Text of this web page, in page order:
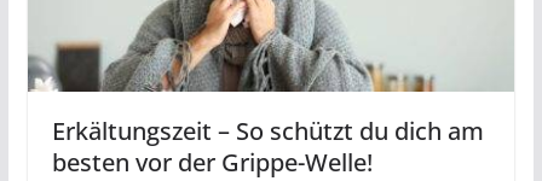
Erkältungszeit – So schützt du dich am
besten vor der Grippe-Welle!